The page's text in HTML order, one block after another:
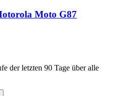
Moto G87
der letzten 90 Tage über alle